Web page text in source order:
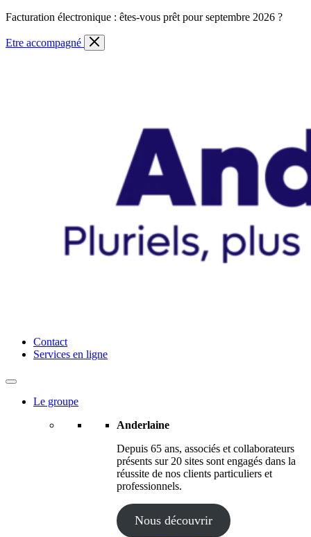
Skip
content
Facturation électronique : êtes-vous prêt pour septembre 2026 ?
Etre accompagné
Anderlaine | Conseil – Expert comptable – Avocat – Audit
Contact
Services en ligne
Le groupe
Anderlaine
Depuis 65 ans, associés et collaborateurs
présents sur 20 sites sont engagés dans la
réussite de nos clients particuliers et
professionnels.
Nous découvrir